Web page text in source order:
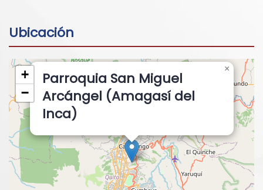
Ubicación
Parroquia San Miguel
Arcángel (Amagasí del
Inca)
×
+
−